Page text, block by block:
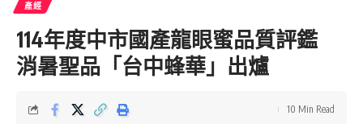
產經
114年度中市國產龍眼蜜品質評鑑
消暑聖品「台中蜂華」出爐
10 Min Read